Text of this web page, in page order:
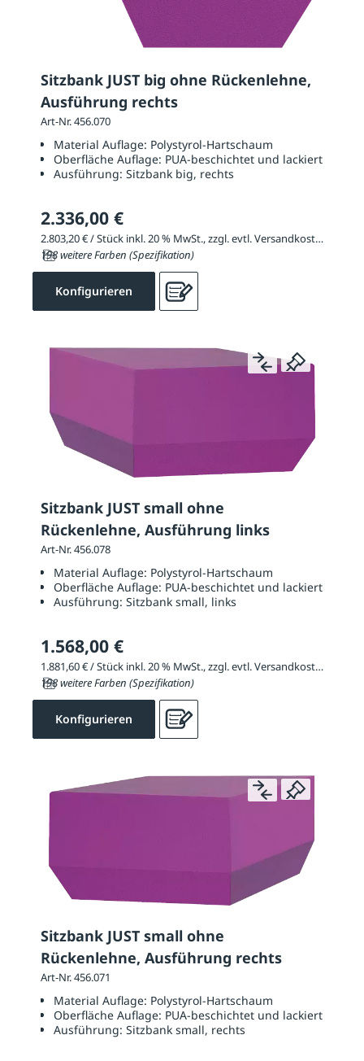
Sitzbank JUST big ohne Rückenlehne,
Ausführung rechts
Art-Nr. 456.070
Material Auflage: Polystyrol-Hartschaum
Oberfläche Auflage: PUA-beschichtet und lackiert
Ausführung: Sitzbank big, rechts
2.336,00 €
2.803,20 € / Stück inkl. 20 % MwSt., zzgl. evtl. Versandkosten
198 weitere Farben (Spezifikation)
Konfigurieren
Sitzbank JUST small ohne
Rückenlehne, Ausführung links
Art-Nr. 456.078
Material Auflage: Polystyrol-Hartschaum
Oberfläche Auflage: PUA-beschichtet und lackiert
Ausführung: Sitzbank small, links
1.568,00 €
1.881,60 € / Stück inkl. 20 % MwSt., zzgl. evtl. Versandkosten
198 weitere Farben (Spezifikation)
Konfigurieren
Sitzbank JUST small ohne
Rückenlehne, Ausführung rechts
Art-Nr. 456.071
Material Auflage: Polystyrol-Hartschaum
Oberfläche Auflage: PUA-beschichtet und lackiert
Ausführung: Sitzbank small, rechts